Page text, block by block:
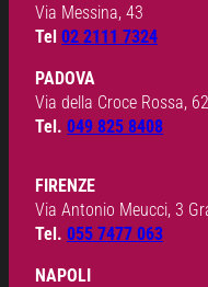
Via Messina, 43
Tel 02 2111 7324
PADOVA
Via della Croce Rossa, 62
Tel. 049 825 8408
FIRENZE
Via Antonio Meucci, 3
Tel. 055 7477 063
NAPOLI